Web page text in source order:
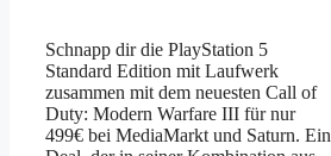
Schnapp dir die PlayStation 5
Standard Edition mit Laufwerk
zusammen mit dem neuesten Call of
Duty: Modern Warfare III für nur
499€ bei MediaMarkt und Saturn. Ein